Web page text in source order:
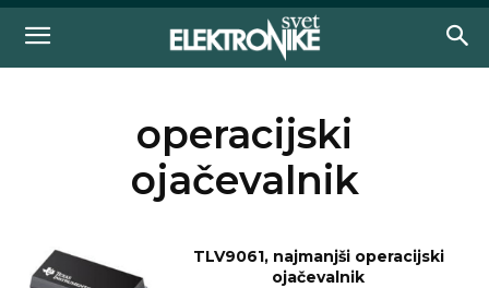
operacijski
ojačevalnik
TLV9061, najmanjši operacijski
ojačevalnik